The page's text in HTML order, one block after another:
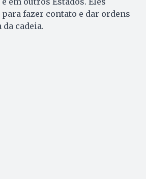
fazer contato e dar ordens
cadeia.